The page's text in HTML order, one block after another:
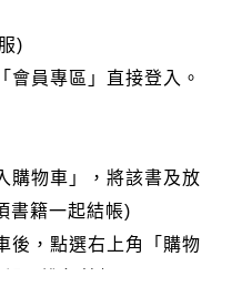
)
會員專區」直接登入。
購物車」，將該書及放
書籍一起結帳)
後，點選右上角「購物